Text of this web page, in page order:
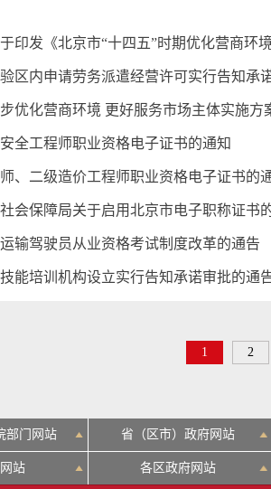
印发《北京市“十四五”时期优化营商环
区内申请劳务派遣经营许可实行告知承
优化营商环境 更好服务市场主体实施方
全工程师职业资格电子证书的通知
、二级造价工程师职业资格电子证书的
会保障局关于启用北京市电子职称证书
输驾驶员从业资格考试制度改革的通告
能培训机构设立实行告知承诺审批的通
1 2
部门网站 省（区市）政府网站
站 各区政府网站